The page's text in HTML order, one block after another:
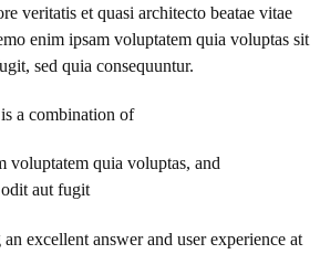
veritatis et quasi architecto beatae vitae
enim ipsam voluptatem quia voluptas sit
sed quia consequuntur.
a combination of
voluptatem quia voluptas, and
aut fugit
excellent answer and user experience at